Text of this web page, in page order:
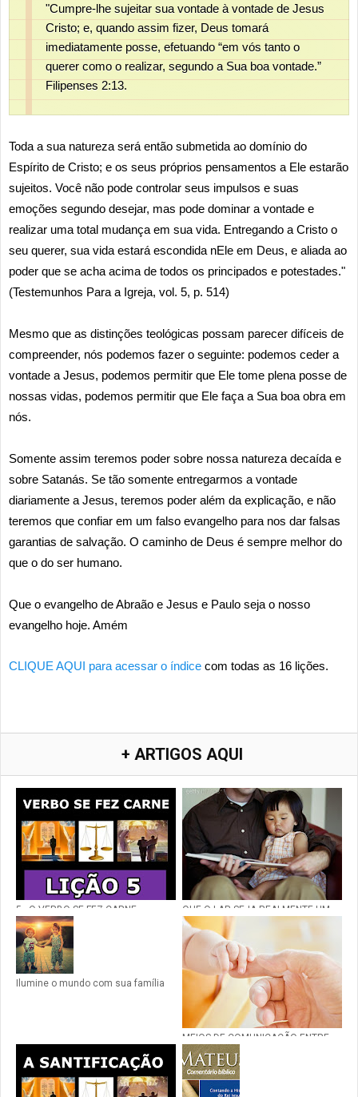
"Cumpre-lhe sujeitar sua vontade à vontade de Jesus
Cristo; e, quando assim fizer, Deus tomará
imediatamente posse, efetuando “em vós tanto o
querer como o realizar, segundo a Sua boa vontade.”
Filipenses 2:13.
Toda a sua natureza será então submetida ao domínio do
Espírito de Cristo; e os seus próprios pensamentos a Ele estarão
sujeitos. Você não pode controlar seus impulsos e suas
emoções segundo desejar, mas pode dominar a vontade e
realizar uma total mudança em sua vida. Entregando a Cristo o
seu querer, sua vida estará escondida nEle em Deus, e aliada ao
poder que se acha acima de todos os principados e potestades."
(Testemunhos Para a Igreja, vol. 5, p. 514)
Mesmo que as distinções teológicas possam parecer difíceis de
compreender, nós podemos fazer o seguinte: podemos ceder a
vontade a Jesus, podemos permitir que Ele tome plena posse de
nossas vidas, podemos permitir que Ele faça a Sua boa obra em
nós.
Somente assim teremos poder sobre nossa natureza decaída e
sobre Satanás. Se tão somente entregarmos a vontade
diariamente a Jesus, teremos poder além da explicação, e não
teremos que confiar em um falso evangelho para nos dar falsas
garantias de salvação. O caminho de Deus é sempre melhor do
que o do ser humano.
Que o evangelho de Abraão e Jesus e Paulo seja o nosso
evangelho hoje. Amém
CLIQUE AQUI para acessar o índice com todas as 16 lições.
+ ARTIGOS AQUI
5 - O VERBO SE FEZ CARNE
QUE O LAR SEJA REALMENTE UM
LAR
Ilumine o mundo com sua família
MEIOS DE COMUNICAÇÃO ENTRE
DEUS E O HOMEM